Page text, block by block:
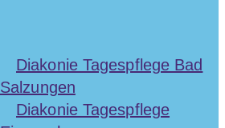
Diakonie Tagespflege Bad
Salzungen
Diakonie Tagespflege